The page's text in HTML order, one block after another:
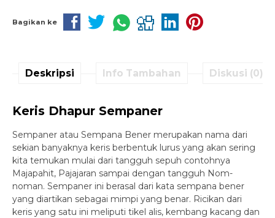
Bagikan ke
Deskripsi Info Tambahan Diskusi (0)
Keris Dhapur Sempaner
Sempaner atau Sempana Bener merupakan nama dari
sekian banyaknya keris berbentuk lurus yang akan sering
kita temukan mulai dari tangguh sepuh contohnya
Majapahit, Pajajaran sampai dengan tangguh Nom-
noman. Sempaner ini berasal dari kata sempana bener
yang diartikan sebagai mimpi yang benar. Ricikan dari
keris yang satu ini meliputi tikel alis, kembang kacang dan